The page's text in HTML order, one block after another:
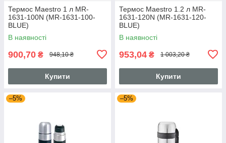
Термос Maestro 1 л MR-
1631-100N (MR-1631-100-
BLUE)
В наявності
900,70 ₴ 948,10 ₴
Купити
Термос Maestro 1.2 л MR-
1631-120N (MR-1631-120-
BLUE)
В наявності
953,04 ₴ 1 003,20 ₴
Купити
–5% –5%